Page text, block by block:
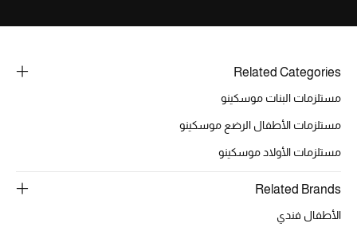
ركن أناقة المنتجعات
حصريًا عبر الإنترنت
دليل مستلزمات الرجال
أبرز المصممين
جميع الملابس الرجالية
Related Categories
مستلزمات البنات موسكينو
مستلزمات الأطفال الرضع موسكينو
مستلزمات الأولاد موسكينو
Related Brands
الأطفال فندي